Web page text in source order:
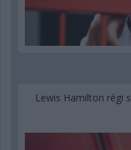
Lewis Hamilton régi